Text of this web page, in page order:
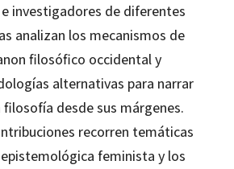
investigadores de diferentes
analizan los mecanismos de
filosófico occidental y
alternativas para narrar
desde sus márgenes.
recorren temáticas
feminista y los